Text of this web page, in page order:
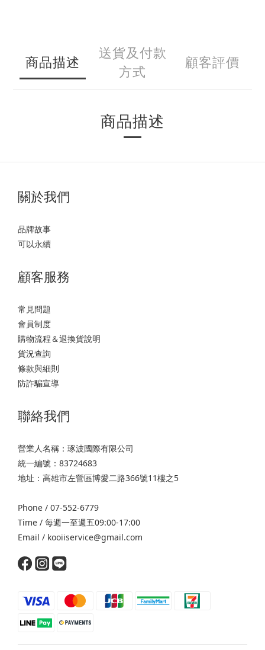
商品描述
送貨及付款
方式
顧客評價
商品描述
關於我們
品牌故事
可以永續
顧客服務
常見問題
會員制度
購物流程＆退換貨說明
貨況查詢
條款與細則
防詐騙宣導
聯絡我們
營業人名稱：琢波國際有限公司
統一編號：83724683
地址：高雄市左營區博愛二路366號11樓之5
Phone / 07-552-6779
Time / 每週一至週五09:00-17:00
Email / kooiiservice@gmail.com